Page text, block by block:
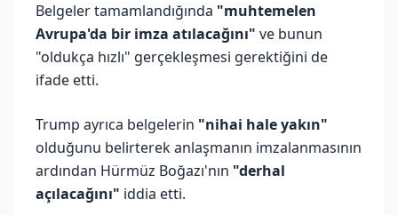
Belgeler tamamlandığında "muhtemelen
Avrupa'da bir imza atılacağını" ve bunun
"oldukça hızlı" gerçekleşmesi gerektiğini de
ifade etti.
Trump ayrıca belgelerin "nihai hale yakın"
olduğunu belirterek anlaşmanın imzalanmasının
ardından Hürmüz Boğazı'nın "derhal
açılacağını" iddia etti.